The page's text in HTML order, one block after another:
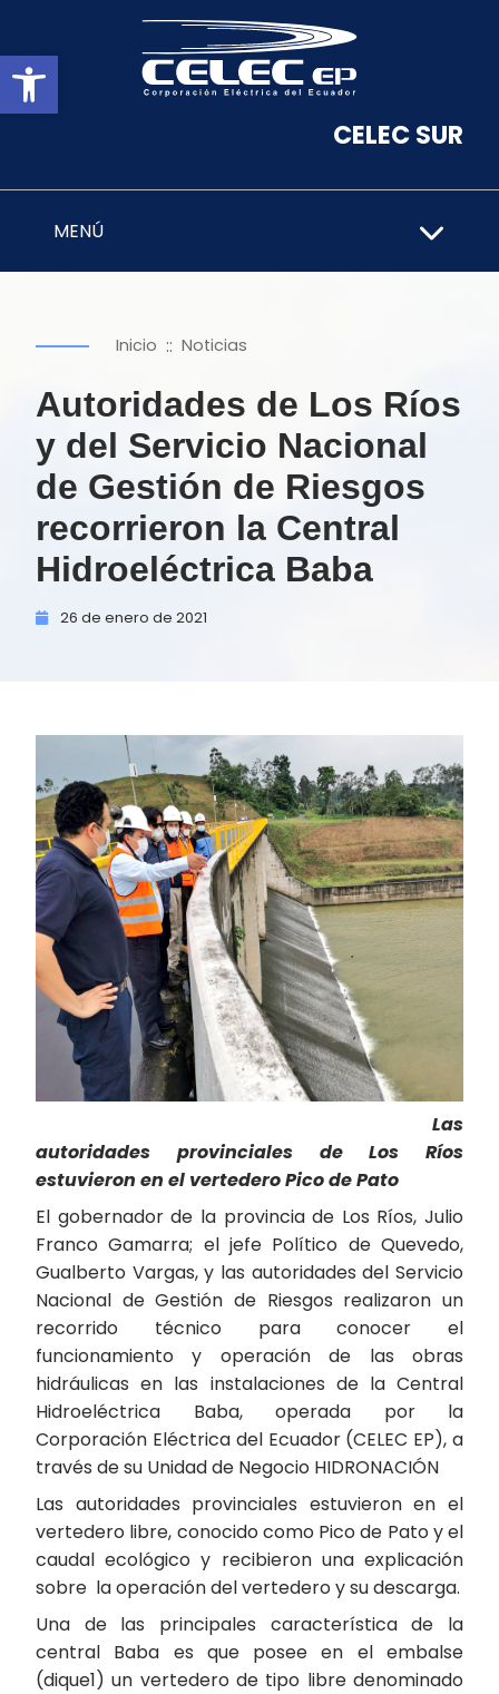
Abrir barra de herramientas
CELEC SUR
MENÚ
Inicio :: Noticias
Autoridades de Los Ríos
y del Servicio Nacional
de Gestión de Riesgos
recorrieron la Central
Hidroeléctrica Baba
26 de enero de 2021
Las
autoridades provinciales de Los Ríos
estuvieron en el vertedero Pico de Pato
El gobernador de la provincia de Los Ríos, Julio
Franco Gamarra; el jefe Político de Quevedo,
Gualberto Vargas, y las autoridades del Servicio
Nacional de Gestión de Riesgos realizaron un
recorrido técnico para conocer el
funcionamiento y operación de las obras
hidráulicas en las instalaciones de la Central
Hidroeléctrica Baba, operada por la
Corporación Eléctrica del Ecuador (CELEC EP), a
través de su Unidad de Negocio HIDRONACIÓN
Las autoridades provinciales estuvieron en el
vertedero libre, conocido como Pico de Pato y el
caudal ecológico y recibieron una explicación
sobre la operación del vertedero y su descarga.
Una de las principales característica de la
central Baba es que posee en el embalse
(dique1) un vertedero de tipo libre denominado